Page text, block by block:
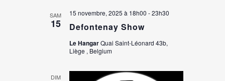
SAM
15 Defontenay Show
15 novembre, 2025 à 18h00 -23h30
Le HangarQuai Saint-Léonard 43b,
Liège , Belgium
DIM